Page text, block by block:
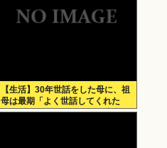
【生活】30年世話をした母に、祖
母は最期「よく世話してくれた
ね。ずっと嫌いだったのが残念だ